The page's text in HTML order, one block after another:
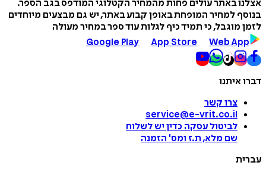
אצלנו באתר עולים פחות מהמחיר הקטלוגי המודפס בגב הספר.
בנוסף למחיר המופחת באופן קבוע באתר, יש גם מבצעים מיוחדים
לזמן מוגבל, כי תמיד כיף לגלות עוד ספר במחיר מעולה
Google Play
App Store Web App
דברו איתנו
צרו קשר
service@e-vrit.co.il
לביטול עסקה כדין יש לשלוח
שם מלא, ת.ז ומס' הזמנה
עברית